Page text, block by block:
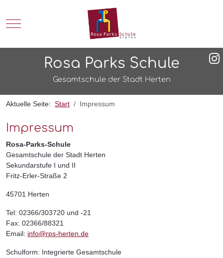
Mobile Menu Toggle
Rosa Parks Schule
Gesamtschule der Stadt Herten
Aktuelle Seite: Start Impressum
Impressum
Rosa-Parks-Schule
Gesamtschule der Stadt Herten
Sekundarstufe I und II
Fritz-Erler-Straße 2
45701 Herten
Tel: 02366/303720 und -21
Fax: 02366/88321
Email: info@rps-herten.de
Schulform: Integrierte Gesamtschule